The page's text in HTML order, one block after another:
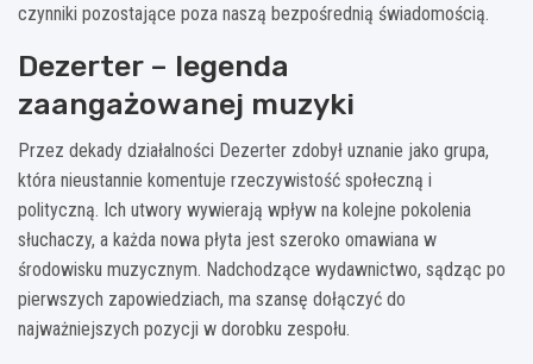
czynniki pozostające poza naszą bezpośrednią świadomością.
Dezerter – legenda
zaangażowanej muzyki
Przez dekady działalności Dezerter zdobył uznanie jako grupa,
która nieustannie komentuje rzeczywistość społeczną i
polityczną. Ich utwory wywierają wpływ na kolejne pokolenia
słuchaczy, a każda nowa płyta jest szeroko omawiana w
środowisku muzycznym. Nadchodzące wydawnictwo, sądząc po
pierwszych zapowiedziach, ma szansę dołączyć do
najważniejszych pozycji w dorobku zespołu.